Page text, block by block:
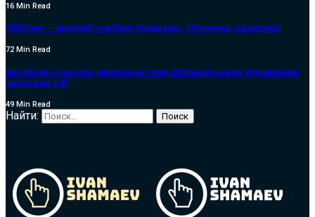
16 Min Read
QlikView — краткий учебник (примеры, обучение, практика)
72 Min Read
Бесплатно скачать диплом на тему Автоматизация управления
запасами pdf
49 Min Read
Найти: